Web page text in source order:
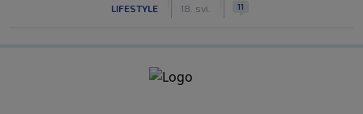
LIFESTYLE 18. svi. 11